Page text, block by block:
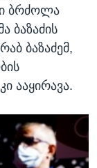
ბრძოლა
ბაზაძის
ბაზაძემ,
ააყირავა.